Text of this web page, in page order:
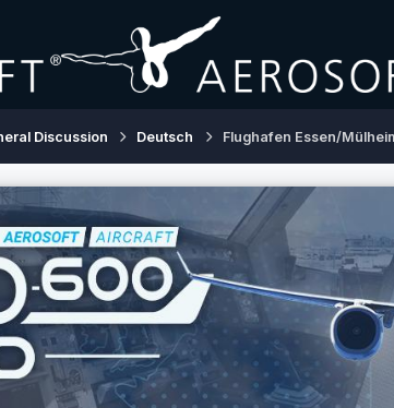
Discussion Deutsch Flughafen Essen/